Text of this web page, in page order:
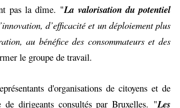
pas la dîme. "La valorisation du potentiel
d’efficacité et un déploiement plus
au bénéfice des consommateurs et des
le groupe de travail.
d'organisations de citoyens et de
de dirigeants consultés par Bruxelles. "Les